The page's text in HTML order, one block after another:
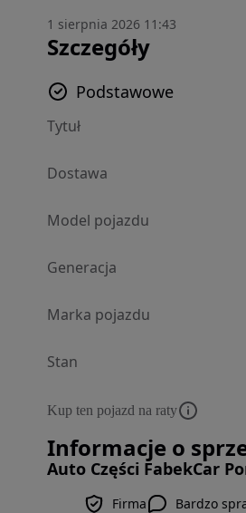
1 sierpnia 2026 11:43
Szczegóły
Podstawowe
Tytuł
Dostawa
Model pojazdu
Generacja
Marka pojazdu
Stan
Kup ten pojazd na raty
Informacje o
Auto Części FabekCar
Firma Bardzo